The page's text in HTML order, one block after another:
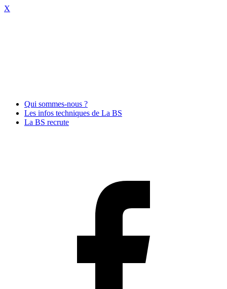
X
Qui sommes-nous ?
Les infos techniques de La BS
La BS recrute